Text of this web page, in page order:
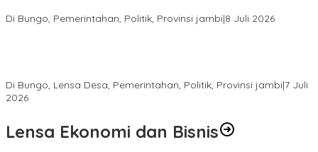
Di Bungo, Pemerintahan, Politik, Provinsi jambi|8 Juli 2026
Di Bungo, Lensa Desa, Pemerintahan, Politik, Provinsi jambi|7 Juli
2026
Lensa Ekonomi dan Bisnis